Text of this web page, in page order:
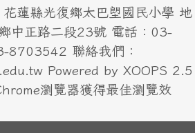
蓮縣光復鄉太巴塱國民小學 地
中正路二段23號 電話：03-
聯絡我們：
Powered by XOOPS 2.5
瀏覽器獲得最佳瀏覽效